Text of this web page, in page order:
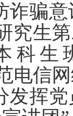
诈骗
究生
科生
电信
发挥